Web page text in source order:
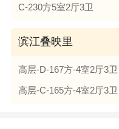
C-230方5室2厅3卫
滨江叠映里
高层-D-167方-4室2厅3卫
高层-C-165方-4室2厅3卫